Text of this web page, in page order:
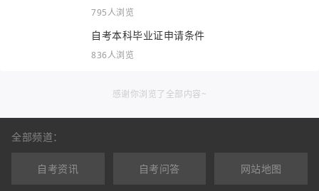
795人浏览
自考本科毕业证申请条件
836人浏览
感谢你浏览了全部内容~
全部频道：
自考资讯 自考问答 网站地图